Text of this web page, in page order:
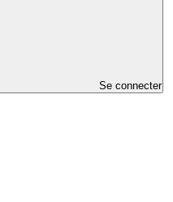
Se connecter